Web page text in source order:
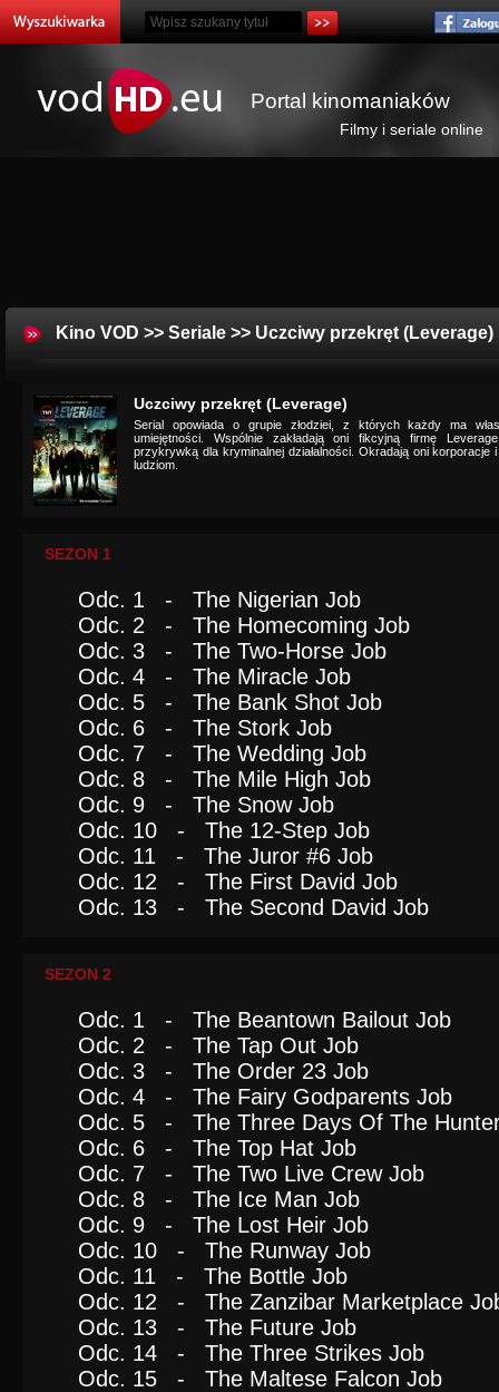
Portal kinomaniaków
Filmy i seriale online
Kino VOD >> Seriale >> Uczciwy przekręt (Leverage)
Uczciwy przekręt (Leverage)
Serial opowiada o grupie złodziei, z których każdy ma
umiejętności. Wspólnie zakładają oni fikcyjną firmę
przykrywką dla kryminalnej działalności. Okradają oni
ludziom.
SEZON 1
Odc. 1 - The Nigerian Job
Odc. 2 - The Homecoming Job
Odc. 3 - The Two-Horse Job
Odc. 4 - The Miracle Job
Odc. 5 - The Bank Shot Job
Odc. 6 - The Stork Job
Odc. 7 - The Wedding Job
Odc. 8 - The Mile High Job
Odc. 9 - The Snow Job
Odc. 10 - The 12-Step Job
Odc. 11 - The Juror #6 Job
Odc. 12 - The First David Job
Odc. 13 - The Second David Job
SEZON 2
Odc. 1 - The Beantown Bailout Job
Odc. 2 - The Tap Out Job
Odc. 3 - The Order 23 Job
Odc. 4 - The Fairy Godparents Job
Odc. 5 - The Three Days Of The
Odc. 6 - The Top Hat Job
Odc. 7 - The Two Live Crew Job
Odc. 8 - The Ice Man Job
Odc. 9 - The Lost Heir Job
Odc. 10 - The Runway Job
Odc. 11 - The Bottle Job
Odc. 12 - The Zanzibar Marketplace
Odc. 13 - The Future Job
Odc. 14 - The Three Strikes Job
Odc. 15 - The Maltese Falcon Job